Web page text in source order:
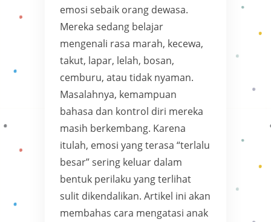
emosi sebaik orang dewasa.
Mereka sedang belajar
mengenali rasa marah, kecewa,
takut, lapar, lelah, bosan,
cemburu, atau tidak nyaman.
Masalahnya, kemampuan
bahasa dan kontrol diri mereka
masih berkembang. Karena
itulah, emosi yang terasa “terlalu
besar” sering keluar dalam
bentuk perilaku yang terlihat
sulit dikendalikan. Artikel ini akan
membahas cara mengatasi anak